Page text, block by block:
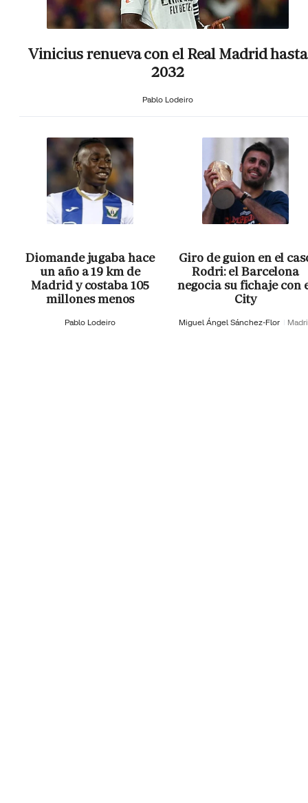
Vinicius renueva con el Real Madrid hasta
2032
Pablo Lodeiro
Diomande jugaba hace
un año a 19 km de
Madrid y costaba 105
millones menos
Pablo Lodeiro
Giro de guion en el
Rodri: el Barcelona
negocia su fichaje con
City
Miguel Ángel Sánchez-Flor